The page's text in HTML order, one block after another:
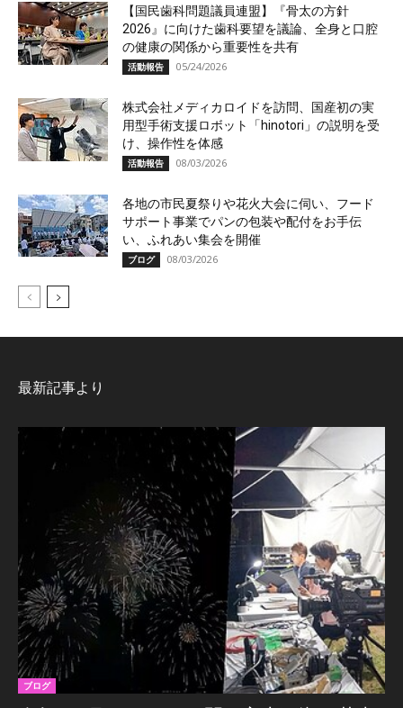
【国民歯科問題議員連盟】『骨太の方針
2026』に向けた歯科要望を議論、全身と口腔
の健康の関係から重要性を共有
活動報告 05/24/2026
株式会社メディカロイドを訪問、国産初の実
用型手術支援ロボット「hinotori」の説明を受
け、操作性を体感
活動報告 08/03/2026
各地の市民夏祭りや花火大会に伺い、フード
サポート事業でパンの包装や配付をお手伝
い、ふれあい集会を開催
ブログ 08/03/2026
最新記事より
ブログ